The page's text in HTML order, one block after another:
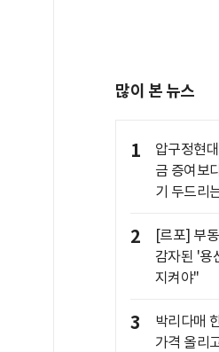
많이 본 뉴스
1
압구정현
금 증여보
기 두드리
2
[르포] 부
감자된 '
지켜야"
3
박리다매
가격 올리